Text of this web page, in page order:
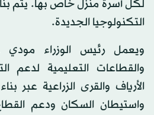
لكل أسرة منزل خاص بها. يتم
التكنولوجيا الجديدة.
ويعمل رئيس الوزراء
والقطاعات التعليمية لدعم
الأرياف والقرى الزراعية عبر
واستيطان السكان ودعم